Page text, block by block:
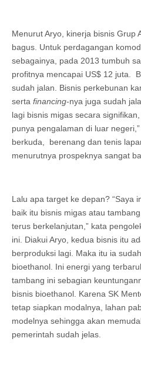
Menurut Aryo, kinerja bisnis Grup
bagus. Untuk perdagangan
sebagainya, pada 2013 tumbuh
profitnya mencapai US$ 12 juta.
sudah jalan. Bisnis perkebunan
serta financing-nya juga sudah
lagi bisnis migas secara
punya pengalaman di luar
berkuda, berenang dan tenis
menurutnya prospeknya sangat
Lalu apa target ke depan? “Saya
baik itu bisnis migas atau
terus berkelanjutan,” kata
ini. Diakui Aryo, kedua bisnis itu
berproduksi lagi. Maka itu ia
bioethanol. Ini energi yang
tambang ini sebagian
bisnis bioethanol. Karena SK
tetap siapkan modalnya, lahan
modelnya sehingga akan
pemerintah sudah jelas.